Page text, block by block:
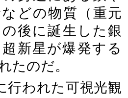
どの物質（重元
後に誕生した銀
新星が爆発する
たのだ。
行われた可視光観